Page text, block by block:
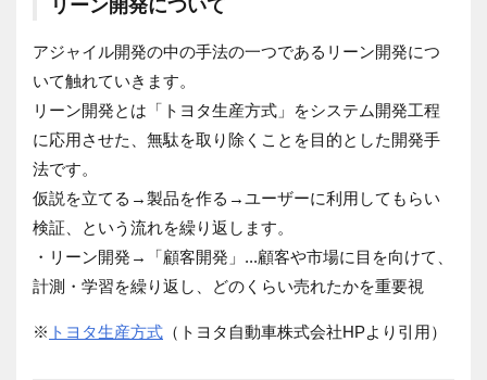
リーン開発について
アジャイル開発の中の手法の一つであるリーン開発につ
いて触れていきます。
リーン開発とは「トヨタ生産方式」をシステム開発工程
に応用させた、無駄を取り除くことを目的とした開発手
法です。
仮説を立てる→製品を作る→ユーザーに利用してもらい
検証、という流れを繰り返します。
・リーン開発→「顧客開発」...顧客や市場に目を向けて、
計測・学習を繰り返し、どのくらい売れたかを重要視
※ トヨタ生産方式 （ トヨタ自動車株式会社HPより引用）